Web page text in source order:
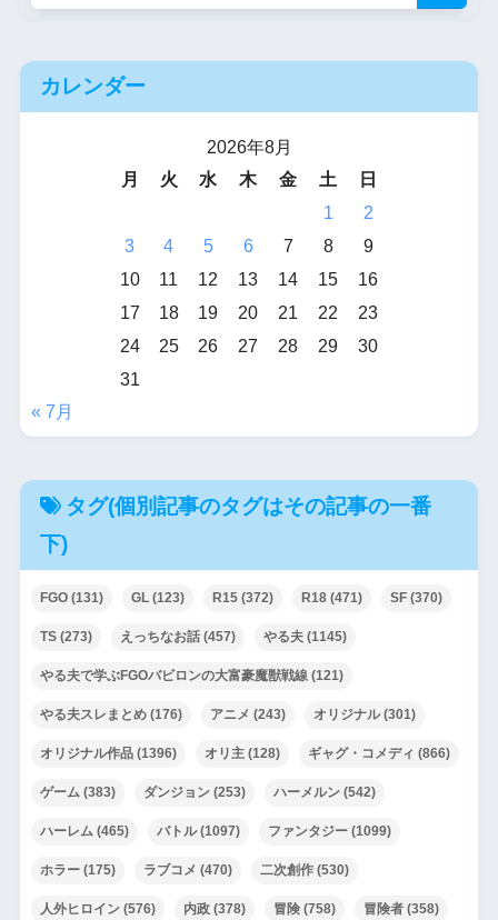
カレンダー
2026年8月
月
火 水 木 金 土
日
1
2
3
4 5 6 7 8
9
10
11 12 13 14 15
16
17
18 19 20 21 22
23
24
25 26 27 28 29
30
31
« 7月
タグ(個別記事のタグはその記事の一番
下)
FGO(131) GL(123) R15(372) R18(471) SF(370)
TS(273) えっちなお話(457) やる夫(1145)
やる夫で学ぶFGOバビロンの大富豪魔獣戦線(121)
やる夫スレまとめ(176) アニメ (243) オリジナル(301)
オリジナル作品(1396) オリ主(128) ギャグ・コメディ (866)
ゲーム(383) ダンジョン(253) ハーメルン(542)
ハーレム(465) バトル(1097) ファンタジー(1099)
ホラー(175) ラブコメ (470) 二次創作(530)
人外ヒロイン(576) 内政(378) 冒険(758) 冒険者(358)